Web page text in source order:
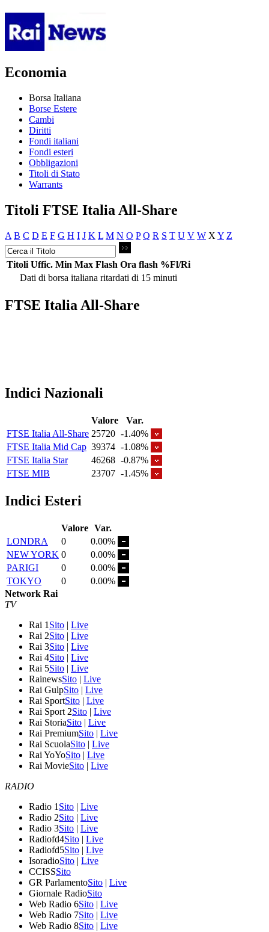
Economia
Borsa Italiana
Borse Estere
Cambi
Diritti
Fondi italiani
Fondi esteri
Obbligazioni
Titoli di Stato
Warrants
Titoli FTSE Italia All-Share
A B C D E F G H I J K L M N O P Q R S T U V W X Y Z
Titoli Uffic. Min Max Flash Ora flash %Fl/Ri
Dati di borsa italiana ritardati di 15 minuti
FTSE Italia All-Share
Indici Nazionali
Valore
Var.
FTSE Italia All-Share 25720 -1.40%
FTSE Italia Mid Cap 39374 -1.08%
FTSE Italia Star
46268 -0.87%
FTSE MIB
23707 -1.45%
Indici Esteri
Valore Var.
LONDRA
0
0.00%
NEW YORK 0
0.00%
PARIGI
0
0.00%
TOKYO
0
0.00%
Network Rai
TV
Rai 1 Sito | Live
Rai 2Sito | Live
Rai 3Sito | Live
Rai 4Sito | Live
Rai 5Sito | Live
RainewsSito | Live
Rai GulpSito | Live
Rai SportSito | Live
Rai Sport 2Sito | Live
Rai StoriaSito | Live
Rai PremiumSito | Live
Rai ScuolaSito | Live
Rai YoYoSito | Live
Rai MovieSito | Live
RADIO
Radio 1 Sito | Live
Radio 2Sito | Live
Radio 3Sito | Live
Radiofd4Sito | Live
Radiofd5Sito | Live
IsoradioSito | Live
CCISSSito
GR ParlamentoSito | Live
Giornale RadioSito
Web Radio 6Sito | Live
Web Radio 7Sito | Live
Web Radio 8Sito | Live